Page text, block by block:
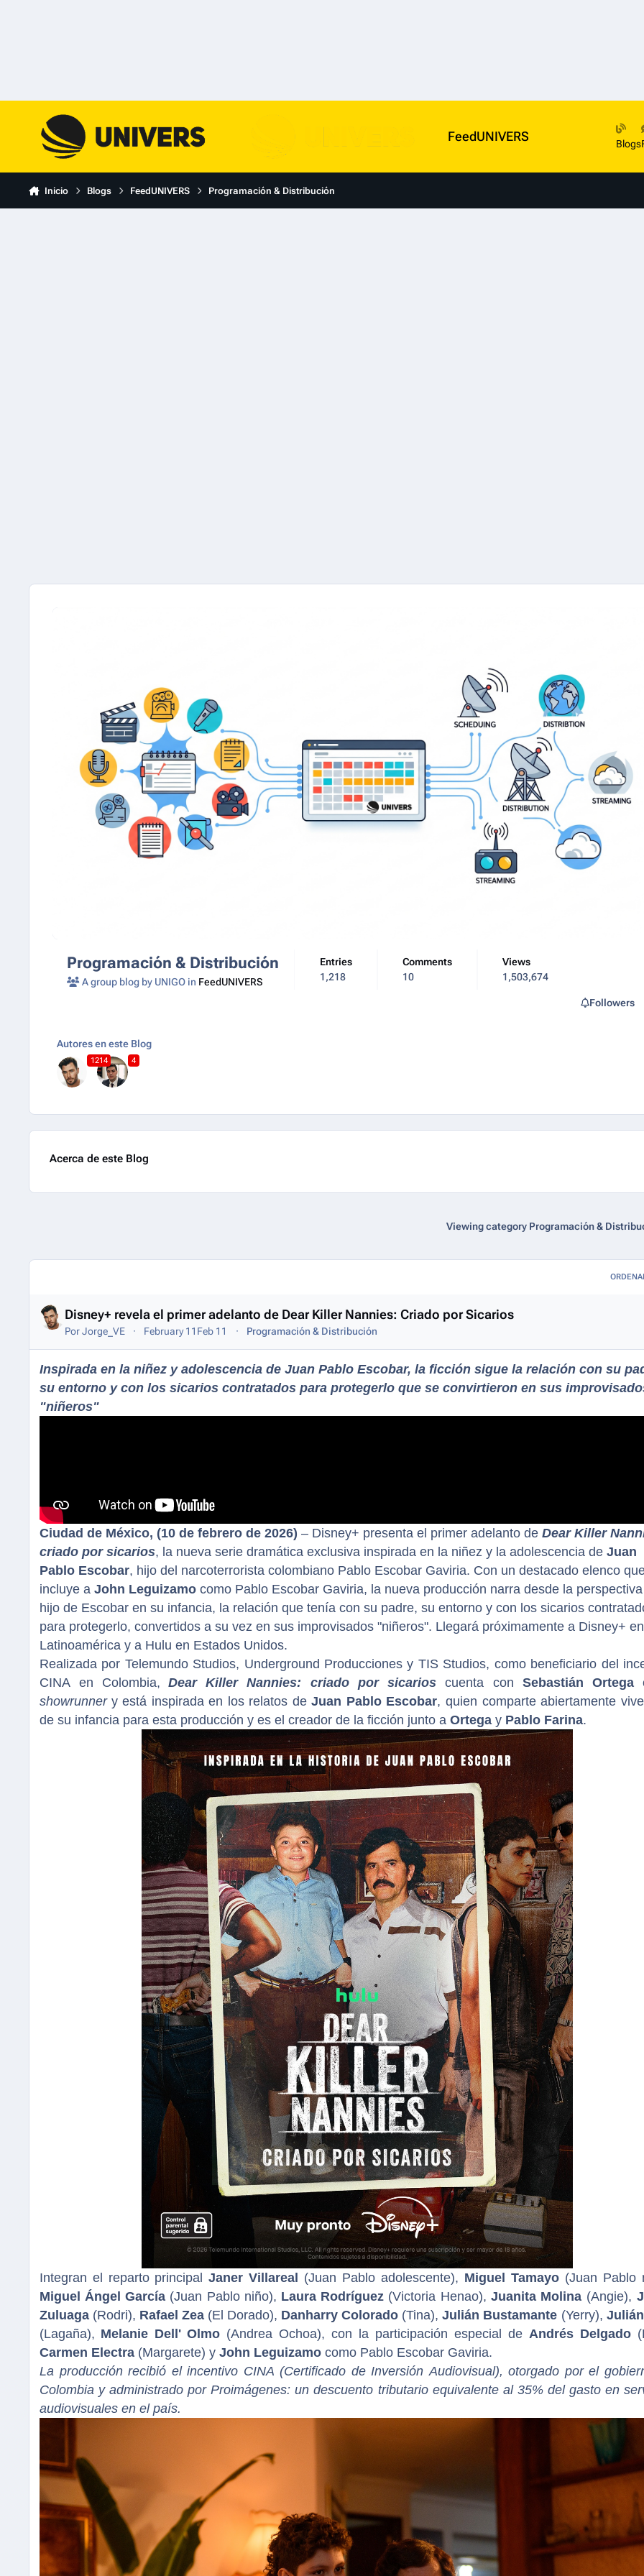
FeedUNIVERS Blogs
Inicio Blogs FeedUNIVERS Programación & Distribución
Programación & Distribución
A group blog by UNIGO in FeedUNIVERS
Entries
1,218
Comments
10
Views
1,503,674
Followers
Autores en este Blog
1214 4
Acerca de este Blog
Viewing category Programación &
Entries in this blog
Disney+ revela el primer adelanto de Dear Killer Nannies: Criado por Sicarios
PorJorge_VE February 11 Feb 11 Programación & Distribución
Inspirada en la niñez y adolescencia de Juan Pablo Escobar, la ficción sigue la relación con su
su entorno y con los sicarios contratados para protegerlo que se convirtieron en sus
"niñeros"
Ciudad de México, (10 de febrero de 2026) – Disney+ presenta el primer adelanto de Dear Killer
criado por sicarios, la nueva serie dramática exclusiva inspirada en la niñez y la adolescencia de Juan
Pablo Escobar, hijo del narcoterrorista colombiano Pablo Escobar Gaviria. Con un destacado elenco
incluye a John Leguizamo como Pablo Escobar Gaviria, la nueva producción narra desde la
hijo de Escobar en su infancia, la relación que tenía con su padre, su entorno y con los sicarios
para protegerlo, convertidos a su vez en sus improvisados "niñeros". Llegará próximamente a Disney+ en
Latinoamérica y a Hulu en Estados Unidos.
Realizada por Telemundo Studios, Underground Producciones y TIS Studios, como beneficiario del
CINA en Colombia, Dear Killer Nannies: criado por sicarios cuenta con Sebastián Ortega
showrunnery está inspirada en los relatos de Juan Pablo Escobar, quien comparte abiertamente
de su infancia para esta producción y es el creador de la ficción junto a Ortega y Pablo Farina.
Integran el reparto principal Janer Villareal (Juan Pablo adolescente), Miguel Tamayo (Juan Pablo
Miguel Ángel García (Juan Pablo niño), Laura Rodríguez (Victoria Henao), Juanita Molina (Angie),
Zuluaga (Rodri), Rafael Zea (El Dorado), Danharry Colorado (Tina), Julián Bustamante (Yerry),
(Lagaña), Melanie Dell' Olmo (Andrea Ochoa), con la participación especial de Andrés Delgado
Carmen Electra (Margarete) y John Leguizamo como Pablo Escobar Gaviria.
La producción recibió el incentivo CINA (Certificado de Inversión Audiovisual), otorgado por el
Colombia y administrado por Proimágenes: un descuento tributario equivalente al 35% del gasto en
audiovisuales en el país.